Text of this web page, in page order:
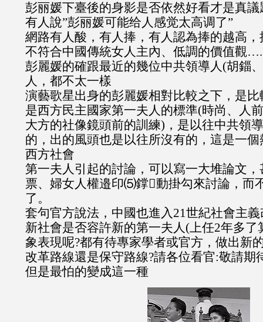
彭丽媛下臺後的身影是否依然好看才是真議
有人說”彭丽媛可能给人感觉太高调了”
網路有人酸，有人捧，有人認為捧的越高
不符合中國傳統女人主內、低調的價值觀
彭麗媛的確跟最近的幾位中共領導人(胡錙
人，都不太一樣
演藝歌星出身的彭麗媛相對比較之下，是
是西方民主國家第一夫人的標準(時尚、人
大方的社像鏡頭前的訓練)，是以往中共領
的，出的風頭也是以往所沒有的，這是一
西方社會
第一夫人引起的討論，可以寫一大堆論文
票、婦女人權邉印⑸鐣動掛勾來討論，而
了。
套句官方說法，中國也進入21世紀社會主
新社會是否容許新的第一夫人(上任2年多了
象表現呢?都有待專家學者或官方，做出新
改革路線還是保守路線?請各位看官:敬請期
但是最怕的變成這一種